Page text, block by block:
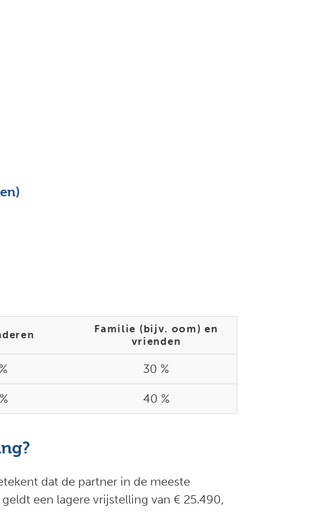
Familie (bijv. oom) en
vrienden
30 %
40 %
dat de partner in de meeste
een lagere vrijstelling van € 25.490,